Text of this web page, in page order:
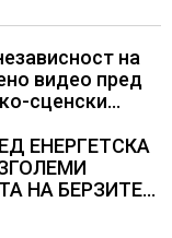
на
видео пред
сценски
ЕНЕРГЕТСКА
НА БЕРЗИТЕ